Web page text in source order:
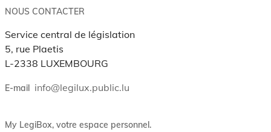
NOUS CONTACTER
Service central de législation
5, rue Plaetis
L-2338 LUXEMBOURG
E-mail info@legilux.public.lu
My LegiBox, votre espace personnel.